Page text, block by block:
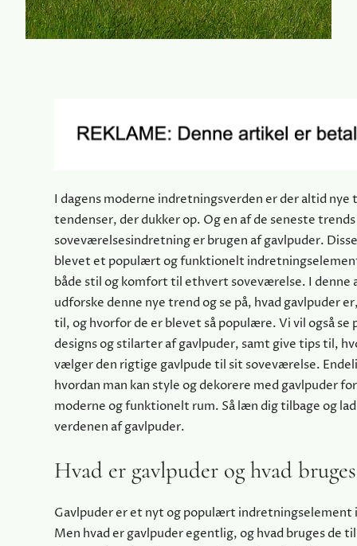
I dagens moderne indretningsverden er der altid nye
tendenser, der dukker op. Og en af de seneste
soveværelsesindretning er brugen af gavlpuder.
blevet et populært og funktionelt
både stil og komfort til ethvert soveværelse. I denne
udforske denne nye trend og se på, hvad gavlpuder
til, og hvorfor de er blevet så populære. Vi vil også se
designs og stilarter af gavlpuder, samt give tips til,
vælger den rigtige gavlpude til sit soveværelse.
hvordan man kan style og dekorere med gavlpuder
moderne og funktionelt rum. Så læn dig tilbage og lad
verdenen af gavlpuder.
Hvad er gavlpuder og hvad
Gavlpuder er et nyt og populært
Men hvad er gavlpuder egentlig, og hvad bruges de